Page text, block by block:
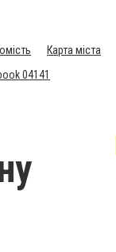
Карта міста
04141